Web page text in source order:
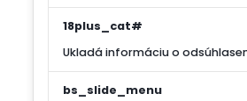
18plus_cat#
Ukladá informáciu o
bs_slide_menu